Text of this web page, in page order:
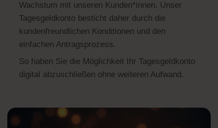
Wachstum mit unseren Kunden*innen. Unser
Tagesgeldkonto besticht daher durch die
kundenfreundlichen Konditionen und den
einfachen Antragsprozess.
So haben Sie die Möglichkeit Ihr Tagesgeldkonto
digital abzuschließen ohne weiteren Aufwand.